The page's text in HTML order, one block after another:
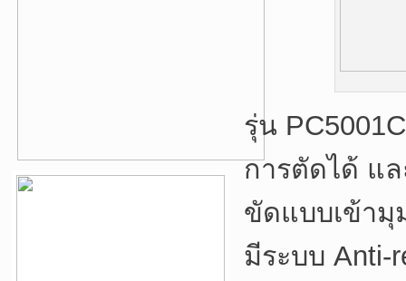
รุ่น
การตัดได้ แ
ขัดแบบเข้ามุ
มีระบบ Anti-